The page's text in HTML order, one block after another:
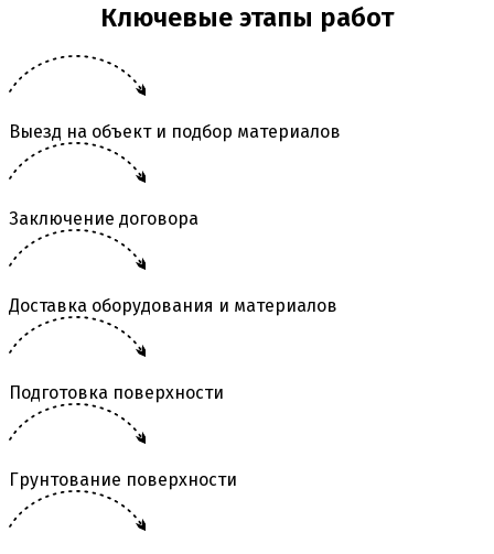
Ключевые этапы работ
Выезд на объект и подбор материалов
Заключение договора
Доставка оборудования и материалов
Подготовка поверхности
Грунтование поверхности